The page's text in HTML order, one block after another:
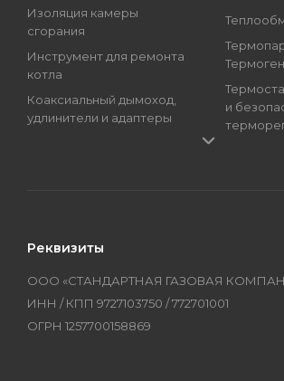
Изоляция камеры
сгорания
Инструмент для ремонта
котла
Коаксиальный дымоход,
удлинители и адаптеры
и термоманометры
и
Бренды
Реквизиты
ООО «СТАНДАРТНАЯ ГАЗОВАЯ
ИНН / КПП 9727103750 / 772701001
ОГРН 1257700158869